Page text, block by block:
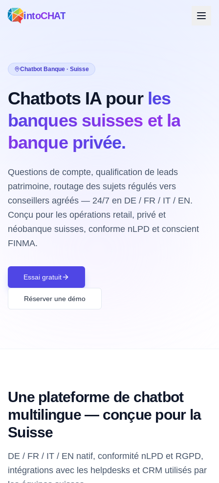
intoCHAT
Chatbot Banque · Suisse
Chatbots IA pour les
banques suisses et la
banque privée.
Questions de compte, qualification de leads
patrimoine, routage des sujets régulés vers
conseillers agréés — 24/7 en DE / FR / IT / EN.
Conçu pour les opérations retail, privé et
néobanque suisses, conforme nLPD et conscient
FINMA.
Essai gratuit
Réserver une démo
Une plateforme de chatbot
multilingue — conçue pour la
Suisse
DE / FR / IT / EN natif, conformité nLPD et RGPD,
intégrations avec les helpdesks et CRM utilisés par